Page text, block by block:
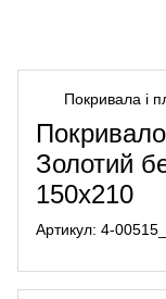
Покривала і
Золотий
150х210
Артикул: 4-